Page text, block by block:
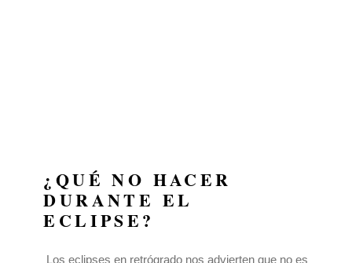
¿QUÉ NO HACER
DURANTE EL
ECLIPSE?
Los eclipses en retrógrado nos advierten que no es